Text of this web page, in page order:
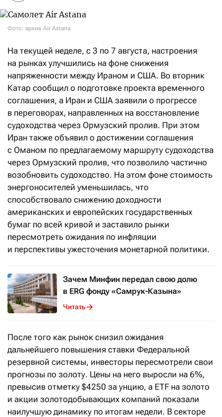
Фото: архив Air Astana
На текущей неделе, с 3 по 7 августа, настроения
на рынках улучшились на фоне снижения
напряженности между Ираном и США. Во вторник
Катар сообщил о подготовке проекта временного
соглашения, а Иран и США заявили о прогрессе
в переговорах, направленных на восстановление
судоходства через Ормузский пролив. При этом
Иран также объявил о достижении соглашения
с Оманом по предлагаемому маршруту судоходства
через Ормузский пролив, что позволило частично
возобновить судоходство. На этом фоне стоимость
энергоносителей уменьшилась, что
способствовало снижению доходности
американских и европейских государственных
бумаг по всей кривой и заставило рынки
пересмотреть ожидания по инфляции
и перспективы ужесточения монетарной политики.
Зачем Минфин передал свою долю
в ERG фонду «Самрук-Казына»
Читать
После того как рынок снизил ожидания
дальнейшего повышения ставки Федеральной
резервной системы, инвесторы пересмотрели свои
прогнозы по золоту. Цены на него выросли на 6%,
превысив отметку $4250 за унцию, а ETF на золото
и акции золотодобывающих компаний показали
наилучшую динамику по итогам недели. В секторе